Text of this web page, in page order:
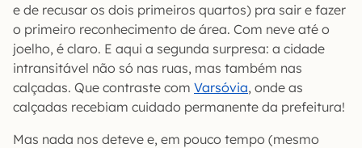
e de recusar os dois primeiros quartos) pra sair e fazer
o primeiro reconhecimento de área. Com neve até o
joelho, é claro. E aqui a segunda surpresa: a cidade
intransitável não só nas ruas, mas também nas
calçadas. Que contraste com Varsóvia, onde as
calçadas recebiam cuidado permanente da prefeitura!
Mas nada nos deteve e, em pouco tempo (mesmo